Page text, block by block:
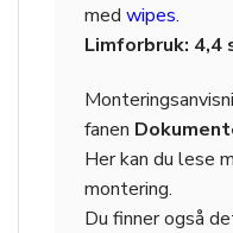
med wipes.
Limforbruk: 4,4
fanen
Her kan du lese
montering.
Du finner også